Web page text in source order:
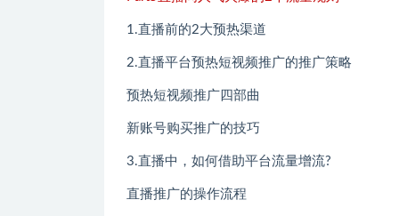
1.直播前的2大预热渠道
2.直播平台预热短视频推广的推广策略
预热短视频推广四部曲
新账号购买推广的技巧
3.直播中，如何借助平台流量增流?
直播推广的操作流程